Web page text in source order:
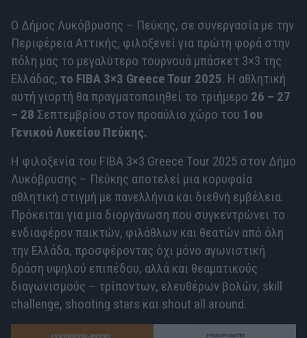
Ο Δήμος Λυκόβρυσης – Πεύκης, σε συνεργασία με την
Περιφέρεια Αττικής, φιλοξενεί για πρώτη φορά στην
πόλη μας το μεγαλύτερο τουρνουά μπάσκετ 3×3 της
Ελλάδας, το FIBA 3×3 Greece Tour 2025. Η αθλητική
αυτή γιορτή θα πραγματοποιηθεί το τριήμερο 26 – 27
– 28 Σεπτεμβρίου στον προαύλιο χώρο του 1ου
Γενικού Λυκείου Πεύκης.
Η φιλοξενία του FIBA 3×3 Greece Tour 2025 στον Δήμο
Λυκόβρυσης – Πεύκης αποτελεί μια κορυφαία
αθλητική στιγμή με πανελλήνια και διεθνή εμβέλεια.
Πρόκειται για μια διοργάνωση που συγκεντρώνει το
ενδιαφέρον παικτών, φιλάθλων και θεατών από όλη
την Ελλάδα, προσφέροντας όχι μόνο αγωνιστική
δράση υψηλού επιπέδου, αλλά και θεαματικούς
διαγωνισμούς – τρίποντων, ελευθέρων βολών, skill
challenge, shooting stars και shout all around.